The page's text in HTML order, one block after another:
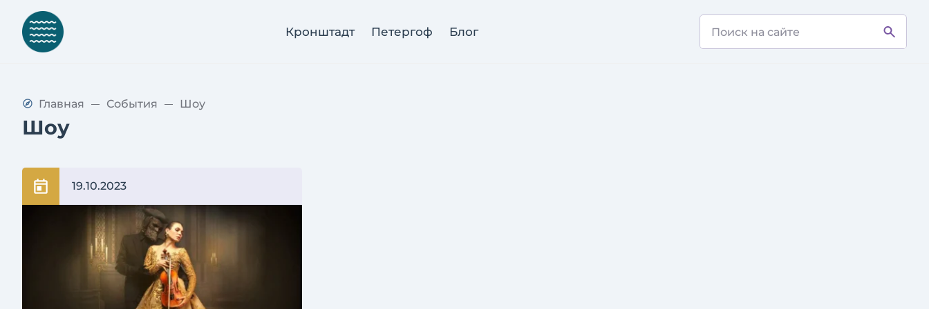
Кронштадт Петергоф Блог
Шоу
Главная События Шоу
19.10.2023